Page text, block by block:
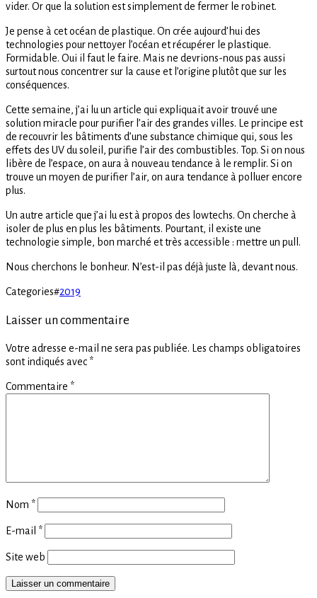
vider. Or que la solution est simplement de fermer le robinet.
Je pense à cet océan de plastique. On crée aujourd’hui des
technologies pour nettoyer l’océan et récupérer le plastique.
Formidable. Oui il faut le faire. Mais ne devrions-nous pas aussi
surtout nous concentrer sur la cause et l’origine plutôt que sur les
conséquences.
Cette semaine, j’ai lu un article qui expliquait avoir trouvé une
solution miracle pour purifier l’air des grandes villes. Le principe est
de recouvrir les bâtiments d’une substance chimique qui, sous les
effets des UV du soleil, purifie l’air des combustibles. Top. Si on nous
libère de l’espace, on aura à nouveau tendance à le remplir. Si on
trouve un moyen de purifier l’air, on aura tendance à polluer encore
plus.
Un autre article que j’ai lu est à propos des lowtechs. On cherche à
isoler de plus en plus les bâtiments. Pourtant, il existe une
technologie simple, bon marché et très accessible : mettre un pull.
Nous cherchons le bonheur. N’est-il pas déjà juste là, devant nous.
Categories#2019
Laisser un commentaire
Votre adresse e-mail ne sera pas publiée.
Les champs obligatoires
sont indiqués avec *
Commentaire *
Nom *
E-mail *
Site web